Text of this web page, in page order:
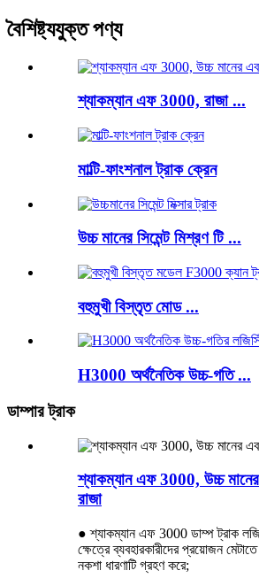
বৈশিষ্ট্যযুক্ত পণ্য
শ্যাকম্যান এফ 3000, রাজা ...
মাল্টি-ফাংশনাল ট্রাক ক্রেন
উচ্চ মানের সিমেন্ট মিশ্রণ টি ...
বহুমুখী বিস্তৃত মোড ...
H3000 অর্থনৈতিক উচ্চ-গতি ...
ডাম্পার ট্রাক
শ্যাকম্যান এফ 3000, উচ্চ
রাজা
● শ্যাকম্যান এফ 3000 ডাম্প ট্রাক
ক্ষেত্রে ব্যবহারকারীদের প্রয়োজন
নকশা ধারণাটি গ্রহণ করে;